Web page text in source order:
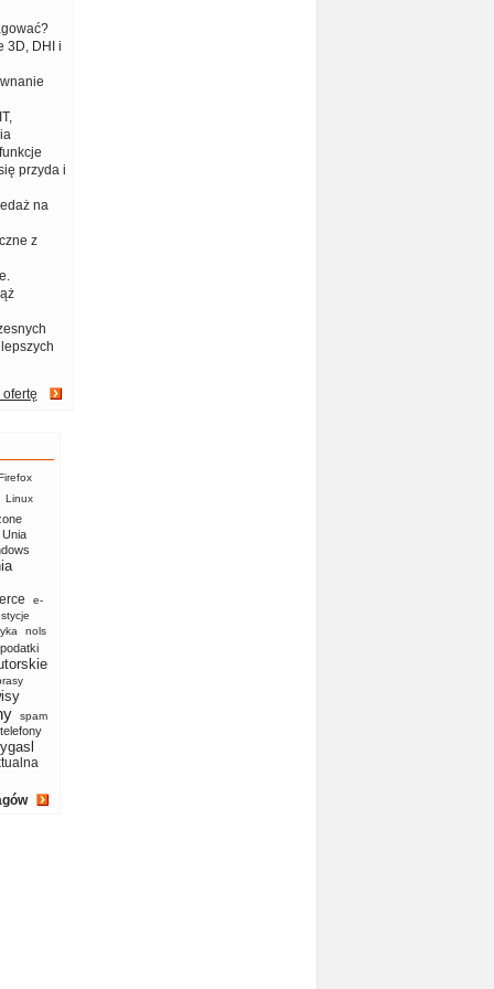
3D, DHI i
przyda i
na
z
Linux
Unia
e-
nols
podatki
spam
telefony